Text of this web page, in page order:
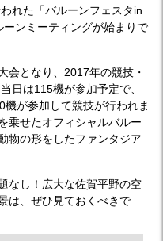
れた「バルーンフェスタin
ンミーティングが始まりで
会となり、2017年の競技・
日は115機が参加予定で、
が参加して競技が行われま
乗せたオフィシャルバルー
物の形をしたファンタジア
なし！広大な佐賀平野の空
は、ぜひ見ておくべきで